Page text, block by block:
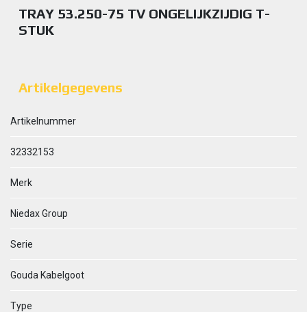
TRAY 53.250-75 TV ONGELIJKZIJDIG T-
STUK
Artikelgegevens
Artikelnummer
32332153
Merk
Niedax Group
Serie
Gouda Kabelgoot
Type